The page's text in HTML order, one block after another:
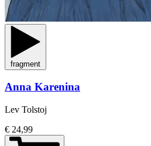
fragment
Anna Karenina
Lev Tolstoj
€ 24,99